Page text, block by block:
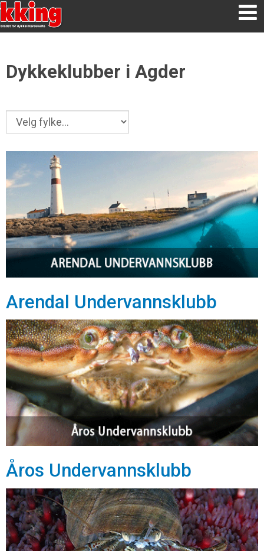
Dykkeklubber i Agder
Arendal Undervannsklubb
Åros Undervannsklubb